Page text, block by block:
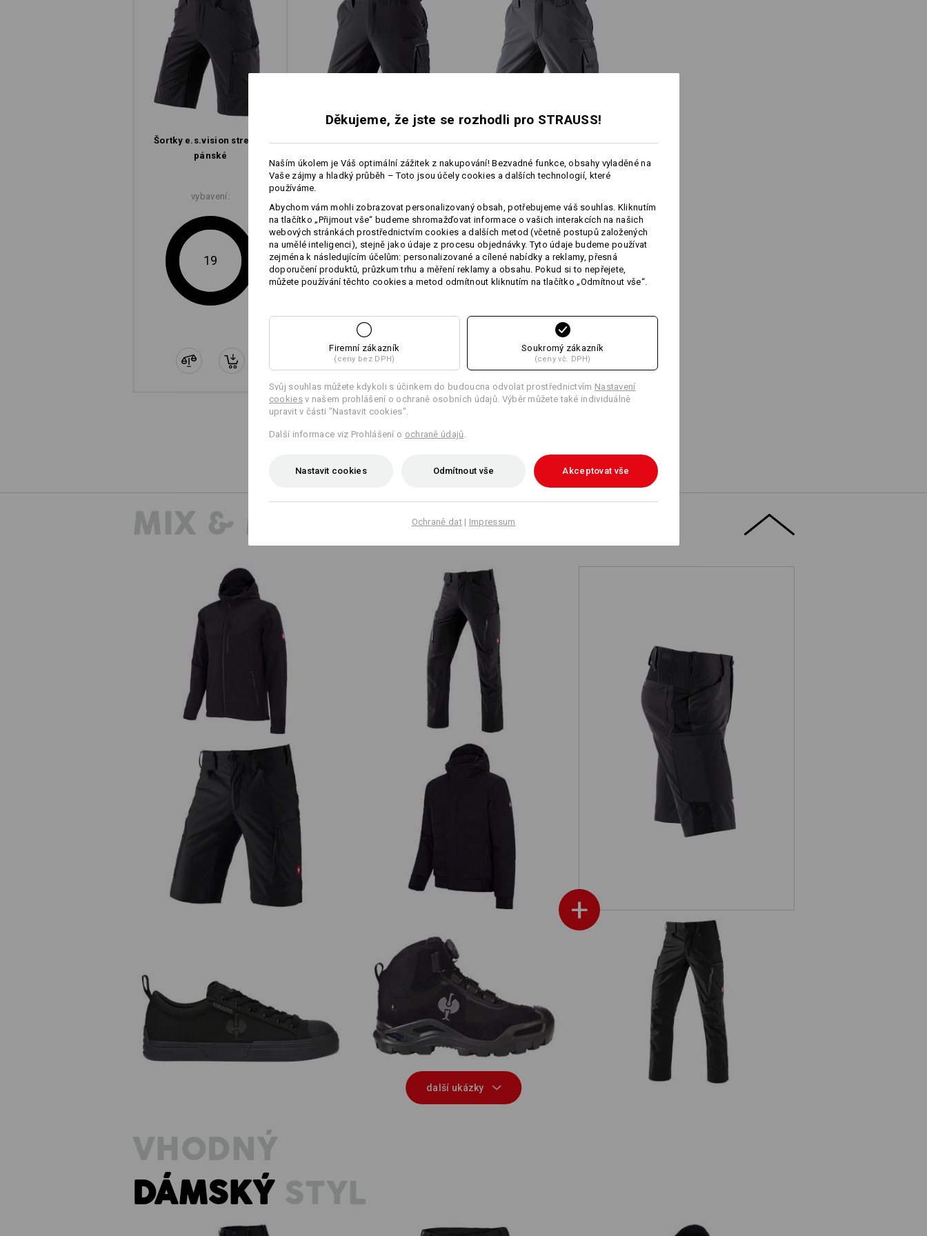
Svrchní materiál
90 % Polyamid
Pokyny pro péči:
Perte v pračce na 40 °C
Sušte v sušičce na nízkou teplotu
Personalizace:
Vlastní návrh
více
Soustredení na to podstatné: Kolekce e.s.vision se vyznacuje štíhlým
vzhledem, cistým designem a menší hmotností díky menšímu poctu
chytre navržených kapes.
k pánským šortkám
1 / 2
Šortky e.s.​vision stretch,
pánské
vybavení:
19
Funkční short e.s.​dynashield
Funkční short e.s.​dynashield
15
+5 další vybavení
14
+4 další vybavení
Porovnat všechny detaily
MIX & MATCH
Šortky e.s.vision stretch, pánské
+
Softshellová bunda e.s.vision
Cargo kalhoty e.s.vision stretch,
pánské
Šortky e.s.vision, pánské Zimní softshellová bunda e.s.vision
S1 Bezpečnostní obuv e.s. Yatala low
S3 Bezpečnostní obuv e.s. Kastra II
mid
Kalhoty do pasu e.s.vision, pánská
další ukázky
VHODNÝ
DÁMSKÝSTYL
Děkujeme, že jste se rozhodli pro STRAUSS!
Naším úkolem je Váš optimální zážitek z nakupování! Bezvadné funkce, obsahy vyladěné na
Vaše zájmy a hladký průběh – Toto jsou účely cookies a dalších technologií, které
používáme.
Abychom vám mohli zobrazovat personalizovaný obsah, potřebujeme váš souhlas. Kliknutím
na tlačítko „Přijmout vše“ budeme shromažďovat informace o vašich interakcích na našich
webových stránkách prostřednictvím cookies a dalších metod (včetně postupů založených
na umělé inteligenci), stejně jako údaje z procesu objednávky. Tyto údaje budeme používat
zejména k následujícím účelům: personalizované a cílené nabídky a reklamy, přesná
doporučení produktů, průzkum trhu a měření reklamy a obsahu. Pokud si to nepřejete,
můžete používání těchto cookies a metod odmítnout kliknutím na tlačítko „Odmítnout vše“.
Firemní zákazník
(ceny bez DPH)
Soukromý zákazník
(ceny vč. DPH)
Svůj souhlas můžete kdykoli s účinkem do budoucna odvolat prostřednictvím Nastavení
cookiesv našem prohlášení o ochraně osobních údajů. Výběr můžete také individuálně
upravit v části "Nastavit cookies".
Další informace viz Prohlášení o ochraně údajů
Nastavit cookies Odmítnout vše Akceptovat vše
Ochraně dat| Impressum